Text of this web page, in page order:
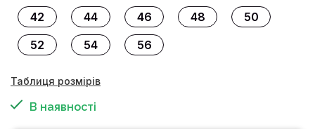
42 44 46 48
50
52
54 56
Таблиця розмірів
В наявності